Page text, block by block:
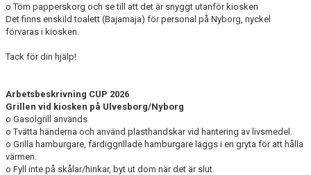
o Töm papperskorg och se till att det är snyggt utanför kiosken
Det finns enskild toalett (Bajamaja) för personal på Nyborg, nyckel
förvaras i kiosken.
Tack för din hjälp!
Arbetsbeskrivning CUP 2026
Grillen vid kiosken på Ulvesborg/Nyborg
o Gasolgrill används
o Tvätta händerna och använd plasthandskar vid hantering av livsmedel.
o Grilla hamburgare, färdiggrillade hamburgare läggs i en gryta för att hålla
värmen.
o Fyll inte på skålar/hinkar, byt ut dom när det är slut.